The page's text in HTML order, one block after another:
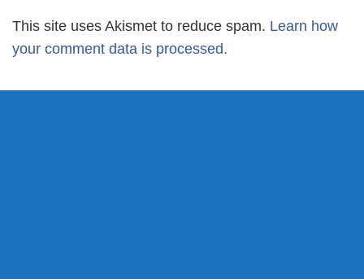
This site uses Akismet to reduce spam. Learn how
your comment data is processed.